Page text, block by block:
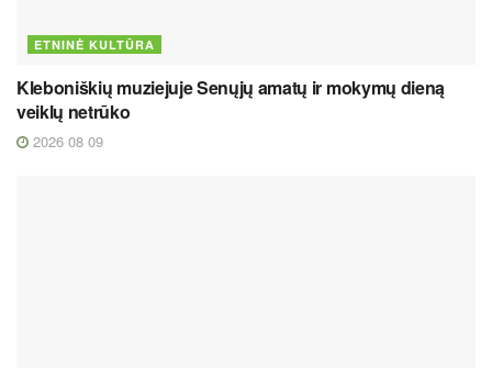
ETNINĖ KULTŪRA
Kleboniškių muziejuje Senųjų amatų ir mokymų dieną
veiklų netrūko
2026 08 09